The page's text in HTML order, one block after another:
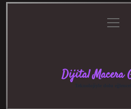
menüyü
aç
Dijital Macera